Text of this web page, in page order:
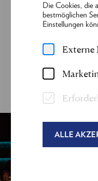
Die Cookies, die
bestmöglichen
Einstellungen
Externe
ALLE